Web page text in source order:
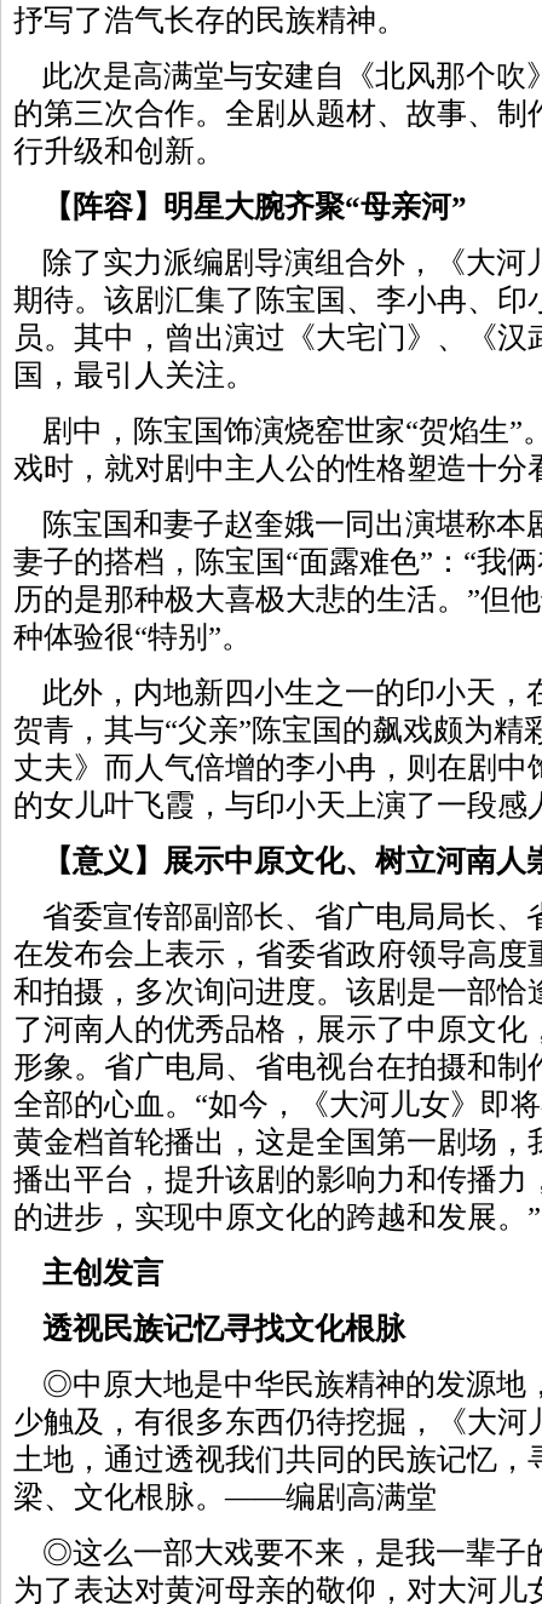
抒写了浩气长存的民族精神。
此次是高满堂与安建自《北风那个吹
的第三次合作。全剧从题材、故事、制
行升级和创新。
【阵容】明星大腕齐聚“母亲河”
除了实力派编剧导演组合外，《大河
期待。该剧汇集了陈宝国、李小冉、印
员。其中，曾出演过《大宅门》、《
国，最引人关注。
剧中，陈宝国饰演烧窑世家“贺焰生”
戏时，就对剧中主人公的性格塑造十分
陈宝国和妻子赵奎娥一同出演堪称本
妻子的搭档，陈宝国“面露难色”：“我
历的是那种极大喜极大悲的生活。”但
种体验很“特别”。
此外，内地新四小生之一的印小天，
贺青，其与“父亲”陈宝国的飙戏颇为精
丈夫》而人气倍增的李小冉，则在剧中
的女儿叶飞霞，与印小天上演了一段感
【意义】展示中原文化、树立河南人
省委宣传部副部长、省广电局局长、
在发布会上表示，省委省政府领导高度
和拍摄，多次询问进度。该剧是一部恰
了河南人的优秀品格，展示了中原文
形象。省广电局、省电视台在拍摄和制
全部的心血。“如今，《大河儿女》即
黄金档首轮播出，这是全国第一剧场，
播出平台，提升该剧的影响力和传播力
的进步，实现中原文化的跨越和发展。”
主创发言
透视民族记忆寻找文化根脉
◎中原大地是中华民族精神的发源地
少触及，有很多东西仍待挖掘，《大河
土地，通过透视我们共同的民族记忆，
梁、文化根脉。——编剧高满堂
◎这么一部大戏要不来，是我一辈子
为了表达对黄河母亲的敬仰，对大河